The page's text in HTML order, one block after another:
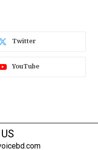
Twitter
YouTube